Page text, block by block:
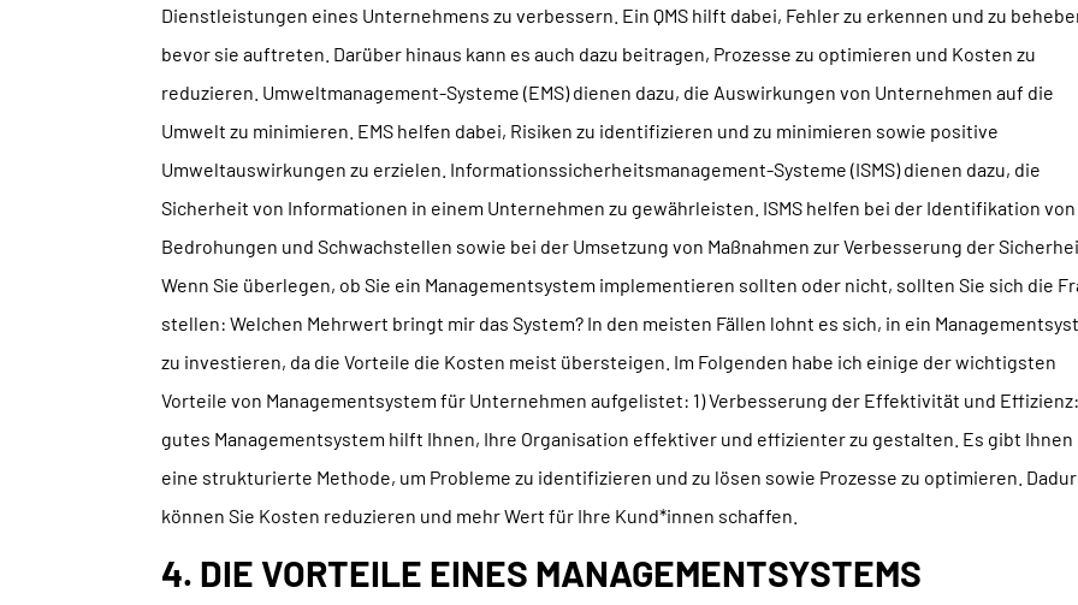
Dienstleistungen eines Unternehmens zu verbessern. Ein QMS hilft dabei, Fehler zu erkennen und zu
bevor sie auftreten. Darüber hinaus kann es auch dazu beitragen, Prozesse zu optimieren und Kosten zu
reduzieren. Umweltmanagement-Systeme (EMS) dienen dazu, die Auswirkungen von Unternehmen auf die
Umwelt zu minimieren. EMS helfen dabei, Risiken zu identifizieren und zu minimieren sowie positive
Umweltauswirkungen zu erzielen. Informationssicherheitsmanagement-Systeme (ISMS) dienen dazu, die
Sicherheit von Informationen in einem Unternehmen zu gewährleisten. ISMS helfen bei der Identifikation von
Bedrohungen und Schwachstellen sowie bei der Umsetzung von Maßnahmen zur Verbesserung der
Wenn Sie überlegen, ob Sie ein Managementsystem implementieren sollten oder nicht, sollten Sie sich die
stellen: Welchen Mehrwert bringt mir das System? In den meisten Fällen lohnt es sich, in ein
zu investieren, da die Vorteile die Kosten meist übersteigen. Im Folgenden habe ich einige der wichtigsten
Vorteile von Managementsystem für Unternehmen aufgelistet: 1) Verbesserung der Effektivität und
gutes Managementsystem hilft Ihnen, Ihre Organisation effektiver und effizienter zu gestalten. Es gibt Ihnen
eine strukturierte Methode, um Probleme zu identifizieren und zu lösen sowie Prozesse zu optimieren.
können Sie Kosten reduzieren und mehr Wert für Ihre Kund*innen schaffen.
4. DIE VORTEILE EINES MANAGEMENTSYSTEMS